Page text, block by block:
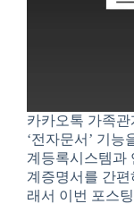
카카오톡 가족
‘전자문서’ 기
계등록시스템과
계증명서를 간
래서 이번 포스